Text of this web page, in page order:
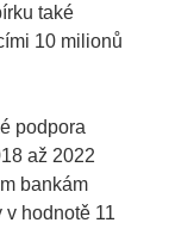
také
10 milionů
podpora
až 2022
bankám
v hodnotě 11